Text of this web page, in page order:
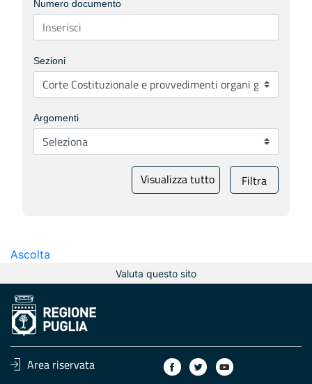
Numero documento
Sezioni
Argomenti
Visualizza tutto Filtra
Ascolta
Valuta questo sito
Area riservata